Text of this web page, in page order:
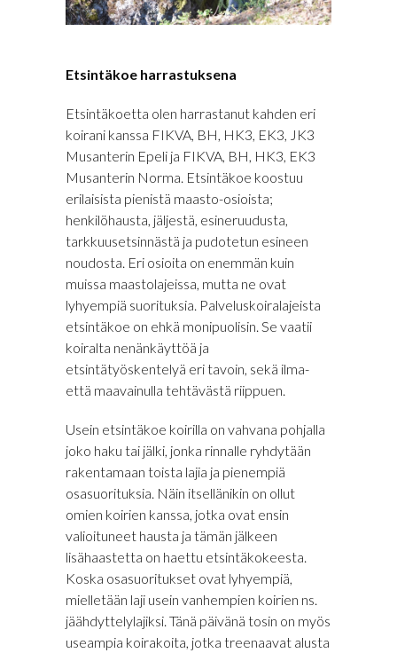
Etsintäkoe harrastuksena
Etsintäkoetta olen harrastanut kahden eri
koirani kanssa FIKVA, BH, HK3, EK3, JK3
Musanterin Epeli ja FIKVA, BH, HK3, EK3
Musanterin Norma. Etsintäkoe koostuu
erilaisista pienistä maasto-osioista;
henkilöhausta, jäljestä, esineruudusta,
tarkkuusetsinnästä ja pudotetun esineen
noudosta. Eri osioita on enemmän kuin
muissa maastolajeissa, mutta ne ovat
lyhyempiä suorituksia. Palveluskoiralajeista
etsintäkoe on ehkä monipuolisin. Se vaatii
koiralta nenänkäyttöä ja
etsintätyöskentelyä eri tavoin, sekä ilma-
että maavainulla tehtävästä riippuen.
Usein etsintäkoe koirilla on vahvana pohjalla
joko haku tai jälki, jonka rinnalle ryhdytään
rakentamaan toista lajia ja pienempiä
osasuorituksia. Näin itsellänikin on ollut
omien koirien kanssa, jotka ovat ensin
valioituneet hausta ja tämän jälkeen
lisähaastetta on haettu etsintäkokeesta.
Koska osasuoritukset ovat lyhyempiä,
mielletään laji usein vanhempien koirien ns.
jäähdyttelylajiksi. Tänä päivänä tosin on myös
useampia koirakoita, jotka treenaavat alusta